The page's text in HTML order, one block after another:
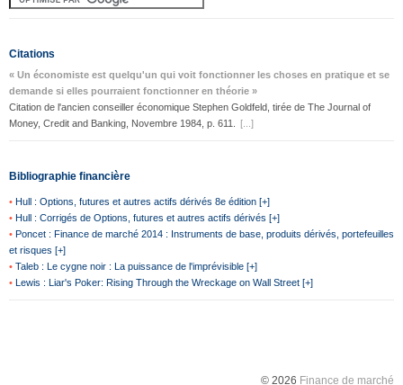
Citations
« Un économiste est quelqu'un qui voit fonctionner les choses en pratique et se
demande si elles pourraient fonctionner en théorie »
Citation de l'ancien conseiller économique Stephen Goldfeld, tirée de The Journal of
Money, Credit and Banking, Novembre 1984, p. 611.
[...]
Bibliographie financière
• Hull : Options, futures et autres actifs dérivés 8e édition [+]
• Hull : Corrigés de Options, futures et autres actifs dérivés [+]
• Poncet : Finance de marché 2014 : Instruments de base, produits dérivés, portefeuilles
et risques [+]
• Taleb : Le cygne noir : La puissance de l'imprévisible [+]
• Lewis : Liar's Poker: Rising Through the Wreckage on Wall Street [+]
© 2026 Finance de marché